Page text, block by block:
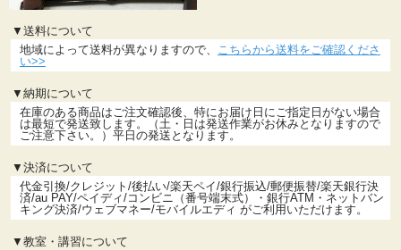
▼送料について
地域によって送料が異なりますので、 こちらから送料をご確認くださ
い>>
▼納期について
在庫のある商品はご注文確認後、特にお届け日にご指定日がない場合
は最短で発送致します。（土・日は発送作業がお休みとなりますので
ご注意下さい。）平日の発送となります。
▼決済について
代金引換/クレジット/後払い/楽天ペイ/銀行振込/郵便振替/楽天銀行決
済/au PAY/ペイディ/コンビニ（番号端末式）・銀行ATM・ネットバン
キング決済/ウェブマネー/モバイルエディ がご利用いただけます。
▼教室・講習について